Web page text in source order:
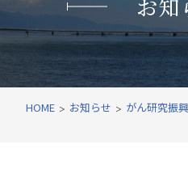
国際経済協力
財団紹介
お知
HOME お知らせ がん研究振興